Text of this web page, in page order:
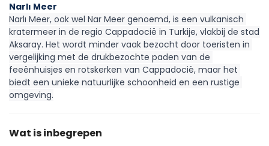
Narlı Meer
Narlı Meer, ook wel Nar Meer genoemd, is een vulkanisch
kratermeer in de regio Cappadocië in Turkije, vlakbij de stad
Aksaray. Het wordt minder vaak bezocht door toeristen in
vergelijking met de drukbezochte paden van de
feeënhuisjes en rotskerken van Cappadocië, maar het
biedt een unieke natuurlijke schoonheid en een rustige
omgeving.
Wat is inbegrepen